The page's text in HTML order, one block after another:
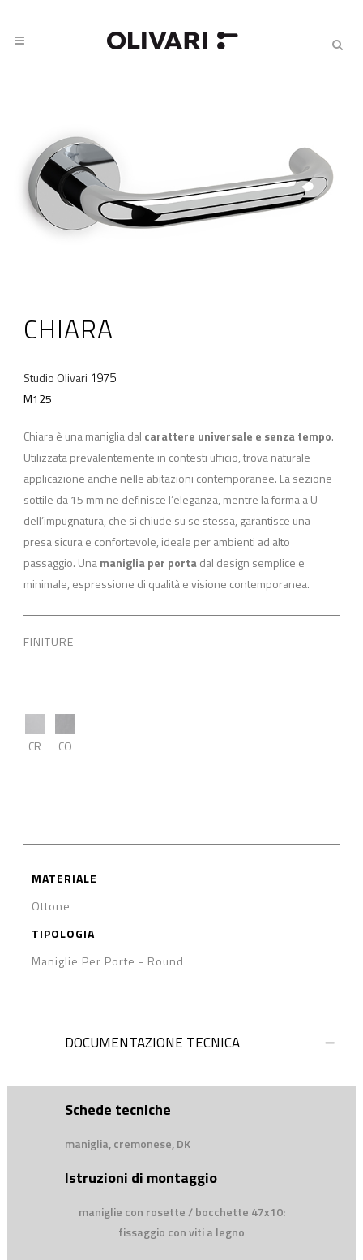
CHIARA
Studio Olivari 1975
M125
Chiara è una maniglia dal carattere universale e senza tempo.
Utilizzata prevalentemente in contesti ufficio, trova naturale
applicazione anche nelle abitazioni contemporanee. La sezione
sottile da 15 mm ne definisce l’eleganza, mentre la forma a U
dell’impugnatura, che si chiude su se stessa, garantisce una
presa sicura e confortevole, ideale per ambienti ad alto
passaggio. Unamaniglia per portadal design semplice e
minimale, espressione di qualità e visione contemporanea.
FINITURE
CR CO
MATERIALE
Ottone
TIPOLOGIA
Maniglie Per Porte - Round
DOCUMENTAZIONE TECNICA
Schede tecniche
maniglia, cremonese, DK
Istruzioni di montaggio
maniglie con rosette / bocchette 47x10:
fissaggio con viti a legno